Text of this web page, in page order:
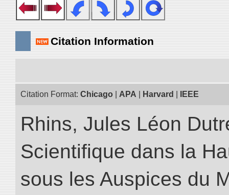
Citation Information
Citation Format: Chicago APA Harvard IEEE
Rhins, Jules Léon
Scientifique dans la
sous les Auspices du